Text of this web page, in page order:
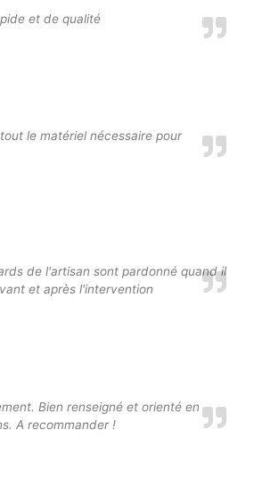
et de qualité
le matériel nécessaire pour
de l'artisan sont pardonné quand il
et après l'intervention
Bien renseigné et orienté en
A recommander !